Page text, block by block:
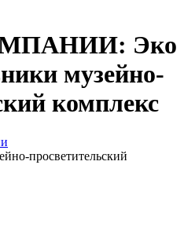
Эко
музейно-
комплекс